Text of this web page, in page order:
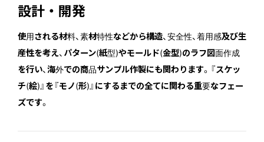
設計・開発
使用される材料、素材特性などから構造、安全性、着用感及び生
産性を考え、パターン(紙型)やモールド(金型)のラフ図面作成
を行い、海外での商品サンプル作製にも関わります。『スケッ
チ(絵)』を『モノ(形)』にするまでの全てに関わる重要なフェー
ズです。